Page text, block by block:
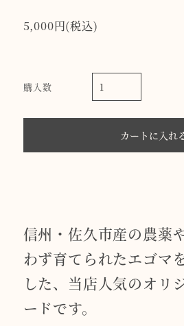
5,000円(税込)
購入数
信州・佐久市産の農薬
わず育てられたエゴマ
した、当店人気のオリ
ードです。